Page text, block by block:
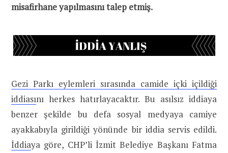
misafirhane yapılmasını talep etmiş.
Gezi Parkı eylemleri sırasında camide içki içildiği
iddiasını herkes hatırlayacaktır. Bu asılsız iddiaya
benzer şekilde bu defa sosyal medyaya camiye
ayakkabıyla girildiği yönünde bir iddia servis edildi.
İddiaya göre, CHP’li İzmit Belediye Başkanı Fatma